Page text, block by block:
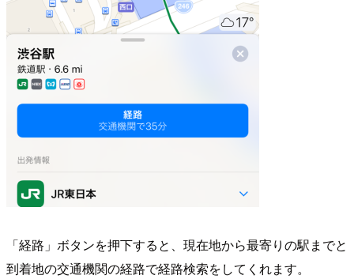
「経路」ボタンを押下すると、現在地から最寄りの駅までと
到着地の交通機関の経路で経路検索をしてくれます。